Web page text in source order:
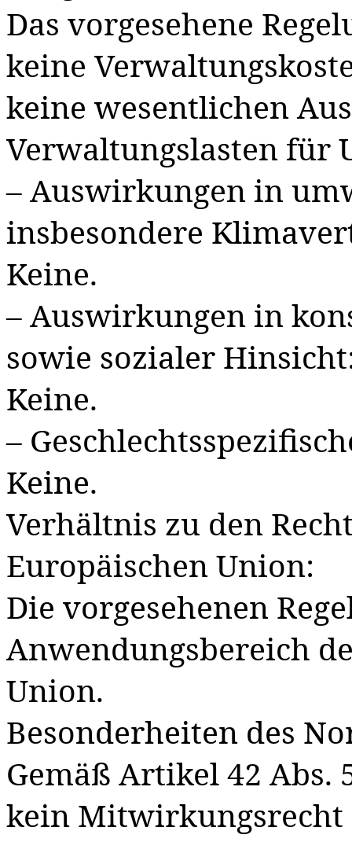
Das vorgesehene
keine
keine wesentlichen
Verwaltungslasten für
– Auswirkungen in
insbesondere
Keine.
– Auswirkungen in
sowie sozialer
Keine.
–
Keine.
Verhältnis zu den
Europäischen Union:
Die vorgesehenen
Anwendungsbereich
Union.
Besonderheiten des
Gemäß Artikel 42 Abs.
kein Mitwirkungsrecht